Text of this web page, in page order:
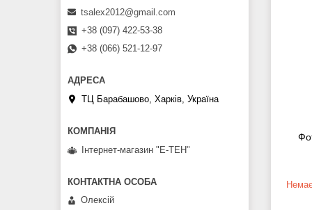
tsalex2012@gmail.com
+38 (097) 422-53-38
+38 (066) 521-12-97
ТЦ Барабашово, Харків, Україна
Інтернет-магазин "Е-ТЕН"
Олексій